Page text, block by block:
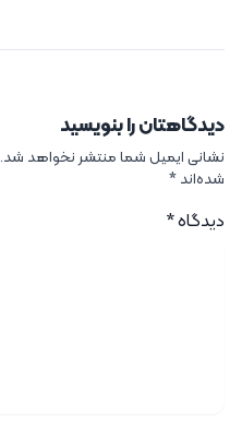
دیدگاهتان را بنویسید
نشانی ایمیل شما منتشر نخواهد شد.
شده‌اند*
دیدگاه*